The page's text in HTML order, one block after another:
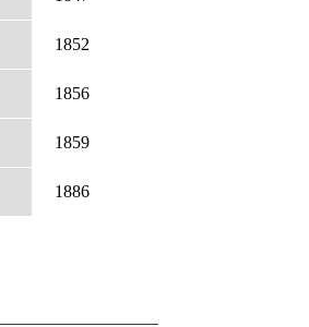
1852
1856
1859
1886